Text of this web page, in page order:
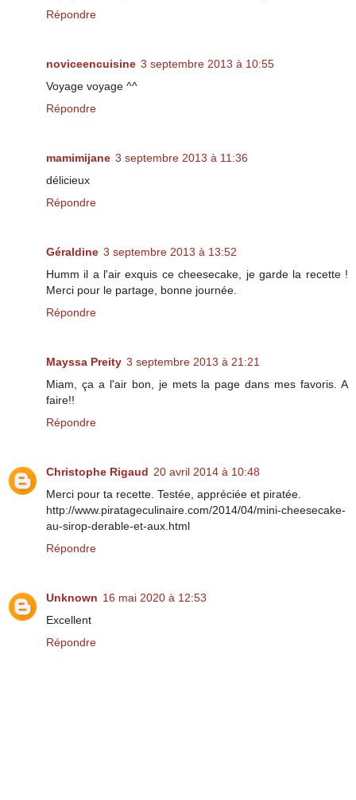
Répondre
noviceencuisine 3 septembre 2013 à 10:55
Voyage voyage ^^
Répondre
mamimijane 3 septembre 2013 à 11:36
délicieux
Répondre
Géraldine 3 septembre 2013 à 13:52
Humm il a l'air exquis ce cheesecake, je garde la recette !
Merci pour le partage, bonne journée.
Répondre
Mayssa Preity 3 septembre 2013 à 21:21
Miam, ça a l'air bon, je mets la page dans mes favoris. A
faire!!
Répondre
Christophe Rigaud 20 avril 2014 à 10:48
Merci pour ta recette. Testée, appréciée et piratée.
http://www.piratageculinaire.com/2014/04/mini-cheesecake-
au-sirop-derable-et-aux.html
Répondre
Unknown 16 mai 2020 à 12:53
Excellent
Répondre